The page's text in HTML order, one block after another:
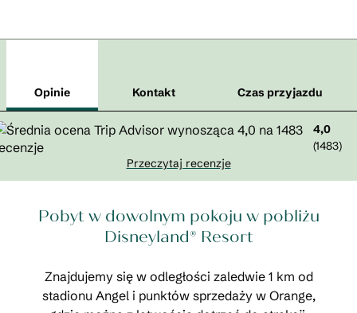
Opinie Kontakt
Czas przyjazdu
4,0
(1483)
Przeczytaj recenzje
Pobyt w dowolnym pokoju w pobliżu
Disneyland® Resort
Znajdujemy się w odległości zaledwie 1 km od
stadionu Angel i punktów sprzedaży w Orange,